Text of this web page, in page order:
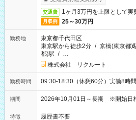
交通費 1ヶ月3万円を上限として実
月収例 25～30万円
勤務地
東京都千代田区
東京駅から徒歩2分 / 京橋(東京都)
都)駅 / …
株式会社 リクルート
勤務時間 09:30-18:30（休憩60分）実働8時間
期間 2026年10月01日～長期 ※開始日
特徴 履歴書不要